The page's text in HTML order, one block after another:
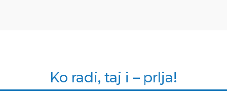
Ko radi, taj i – prlja!